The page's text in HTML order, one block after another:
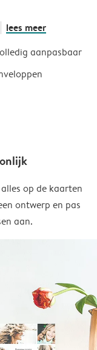
lees meer
aanpasbaar
op de kaarten
ontwerp en pas
aan.